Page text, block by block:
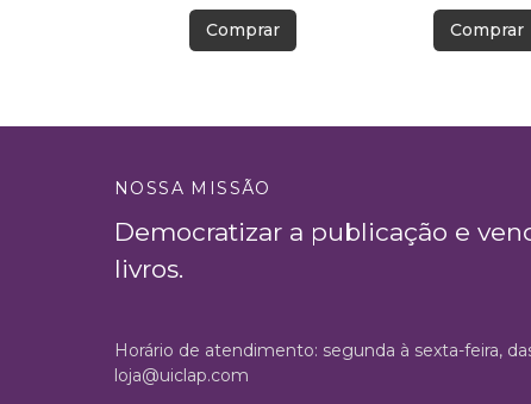
Comprar
Comprar
NOSSA MISSÃO
Democratizar a publicação e
livros.
Horário de atendimento: segunda à sexta-feira,
loja@uiclap.com